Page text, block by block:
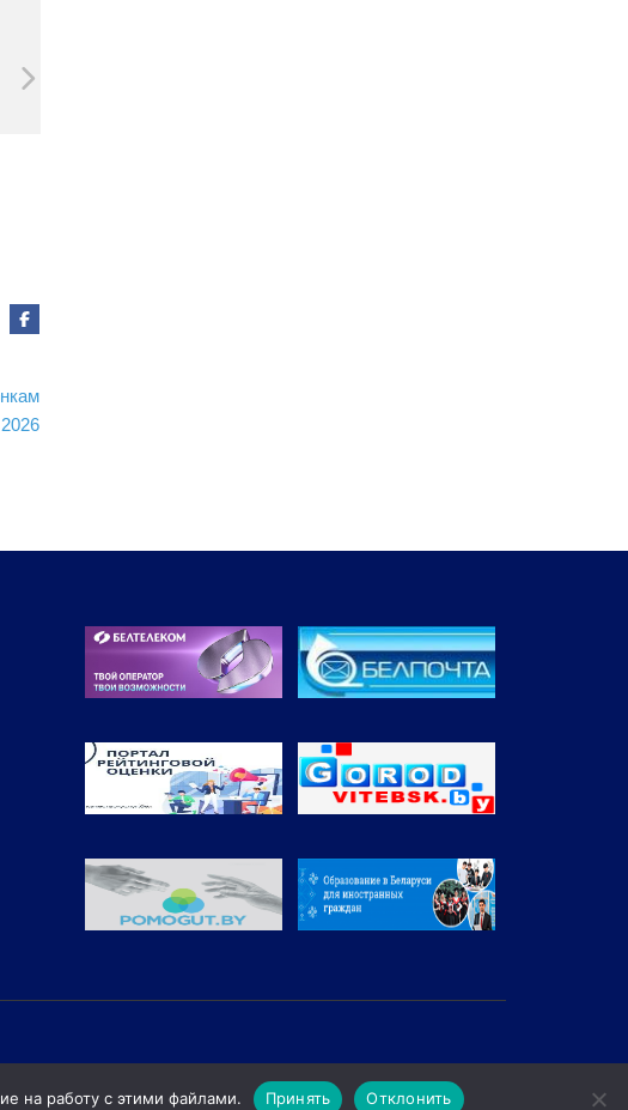
Регистрационный № 165209 от 22.06.2020
на работу с этими файлами. Принять Отклонить